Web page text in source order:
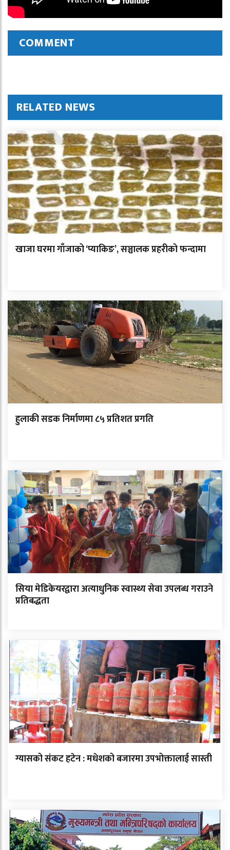
COMMENT
RELATED NEWS
खाजा घरमा गाँजाको ‘प्याकिङ’, सञ्चालक प्रहरीको फन्दामा
हुलाकी सडक निर्माणमा ८५ प्रतिशत प्रगति
सिया मेडिकेयरद्वारा अत्याधुनिक स्वास्थ्य सेवा उपलब्ध गराउने
प्रतिबद्धता
ग्यासको संकट हटेन : मधेशको बजारमा उपभोक्तालाई सास्ती